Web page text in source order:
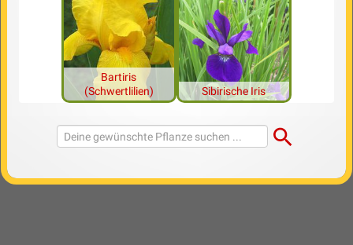
Bartiris
(Schwertlilien)
Sibirische Iris